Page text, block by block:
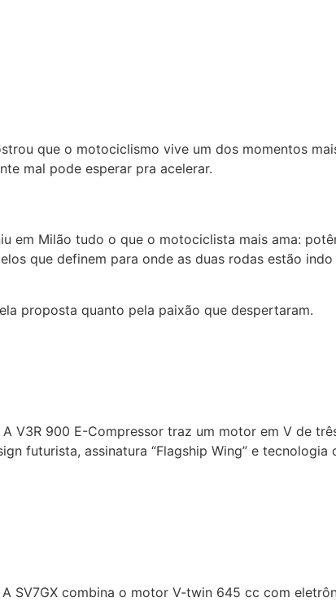
que o motociclismo vive um dos momentos
mal pode esperar pra acelerar.
em Milão tudo o que o motociclista mais ama:
que definem para onde as duas rodas estão
proposta quanto pela paixão que despertaram.
V3R 900 E-Compressor traz um motor em V de
futurista, assinatura “Flagship Wing” e
SV7GX combina o motor V-twin 645 cc com